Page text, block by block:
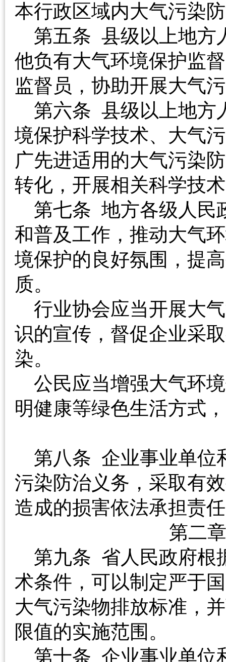
本行政区域内大气污
第五条 县级以上地方
他负有大气环境保护监
监督员，协助开展大
第六条 县级以上地方
境保护科学技术、大气
广先进适用的大气污染
转化，开展相关科学
第七条 地方各级人民
和普及工作，推动大气
境保护的良好氛围，提
质。
行业协会应当开展大
识的宣传，督促企业采
染。
公民应当增强大气环
明健康等绿色生活方式
第八条 企业事业单位
污染防治义务，采取有
造成的损害依法承担责
第二
第九条 省人民政府根
术条件，可以制定严于
大气污染物排放标准，
限值的实施范围。
第十条 企业事业单位